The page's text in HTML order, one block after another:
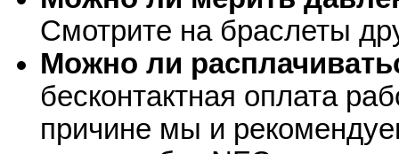
Смотрите на браслеты
Можно ли
бесконтактная оплата
причине мы и